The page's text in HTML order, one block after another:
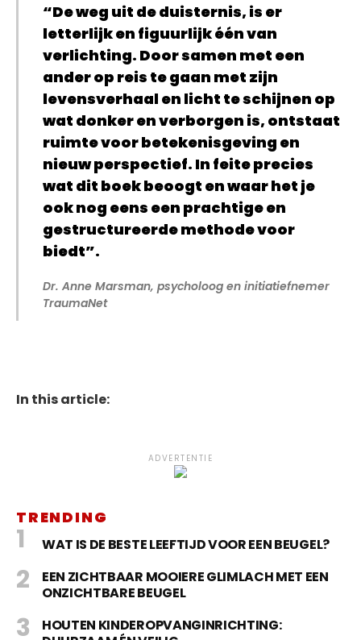
“De weg uit de duisternis, is er
letterlijk en figuurlijk één van
verlichting. Door samen met een
ander op reis te gaan met zijn
levensverhaal en licht te schijnen op
wat donker en verborgen is, ontstaat
ruimte voor betekenisgeving en
nieuw perspectief. In feite precies
wat dit boek beoogt en waar het je
ook nog eens een prachtige en
gestructureerde methode voor
biedt”.
Dr. Anne Marsman, psycholoog en initiatiefnemer
TraumaNet
In this article:
ADVERTENTIE
TRENDING
WAT IS DE BESTE LEEFTIJD VOOR EEN BEUGEL?
EEN ZICHTBAAR MOOIERE GLIMLACH MET EEN
ONZICHTBARE BEUGEL
HOUTEN KINDEROPVANGINRICHTING: